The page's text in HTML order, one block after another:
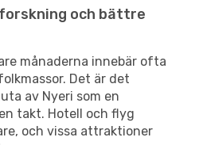
och bättre
månaderna innebär ofta
Det är det
av Nyeri som en
takt. Hotell och flyg
och vissa attraktioner